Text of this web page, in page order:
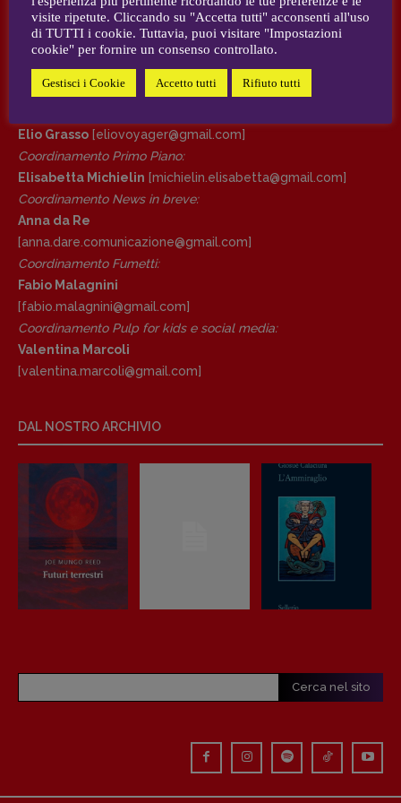
DIRETTRICE RESPONSABILE
Antonella Marrone
REDAZIONE
Walter Catalano,Giuseppe Costigliola,
Anna da Re,Roberto Derobertis,Elio
Grasso,Fabio Malagnini,
Marcoli,Elisabetta Michielin,Nicole
Spallina,Roberto Sturm,Tania Tonin
CONTATTI
Case editrici e coordinamento
recensioni:
Elio Grasso[eliovoyager@gmail.com]
Coordinamento Primo Piano :
Elisabetta Michielin
[michielin.elisabetta@gmail.com]
[anna.dare.comunicazione@gmail.
Coordinamento Fumetti:
Fabio Malagnini
[fabio.malagnini@gmail.
Coordinamento Pulp for kids e social
media:
Valentina Marcoli
[valentina.marcoli@gmail.
ARCHIVIO E AUTORI
AUTORI e COLLABORATORI
CONTATTI
Elio Grasso [eliovoyager@gmail.com]
Coordinamento Primo Piano:
Elisabetta Michielin [michielin.elisabetta@gmail.com]
Coordinamento News in breve:
Anna da Re
[anna.dare.comunicazione@gmail. com]
Coordinamento Fumetti:
Fabio Malagnini
[fabio.malagnini@gmail. com]
Coordinamento Pulp for kids e social media:
Valentina Marcoli
[valentina.marcoli@gmail. com]
DAL NOSTRO ARCHIVIO
Cerca nel sito
visite ripetute. Cliccando su "Accetta tutti" acconsenti all'uso
di TUTTI i cookie. Tuttavia, puoi visitare "Impostazioni
cookie" per fornire un consenso controllato.
Gestisci i Cookie Accetto tutti Rifiuto tutti